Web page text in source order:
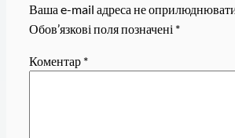
Ваша e-mail адреса не
Обов’язкові поля позначені *
Коментар *